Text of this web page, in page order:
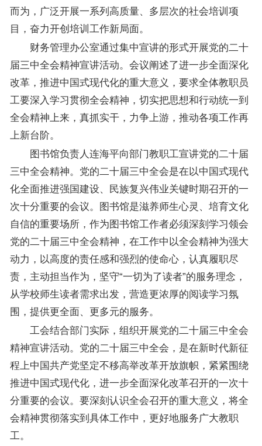
而为，广泛开展一系列高质量、多层次的社会培训项
目，奋力开创培训工作新局面。
财务管理办公室通过集中宣讲的形式开展党的二十
届三中全会精神宣讲活动。会议阐述了进一步全面深化
改革，推进中国式现代化的重大意义，要求全体教职员
工要深入学习贯彻全会精神，切实把思想和行动统一到
全会精神上来，真抓实干，力争上游，推动各项工作再
上新台阶。
图书馆负责人连海平向部门教职工宣讲党的二十届
三中全会精神。党的二十届三中全会是在以中国式现代
化全面推进强国建设、民族复兴伟业关键时期召开的一
次十分重要的会议。图书馆是滋养师生心灵、培育文化
自信的重要场所，作为图书馆工作者必须深刻学习领会
党的二十届三中全会精神，在工作中以全会精神为强大
动力，以高度的责任感和强烈的使命心，认真履职尽
责，主动担当作为，坚守“一切为了读者”的服务理念，
从学校师生读者需求出发，营造更浓厚的阅读学习氛
围，提供更全面、更多元的服务。
工会结合部门实际，组织开展党的二十届三中全会
精神宣讲活动。党的二十届三中全会，是在新时代新征
程上中国共产党坚定不移高举改革开放旗帜，紧紧围绕
推进中国式现代化，进一步全面深化改革召开的一次十
分重要的会议。要深刻认识全会召开的重大意义，将全
会精神贯彻落实到具体工作中，更好地服务广大教职
工。